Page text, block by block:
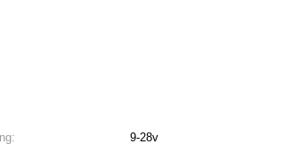
9-28v